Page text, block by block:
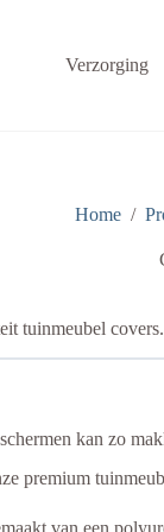
Verzorging
Home /
tuinmeubel
kan zo
premium
van een